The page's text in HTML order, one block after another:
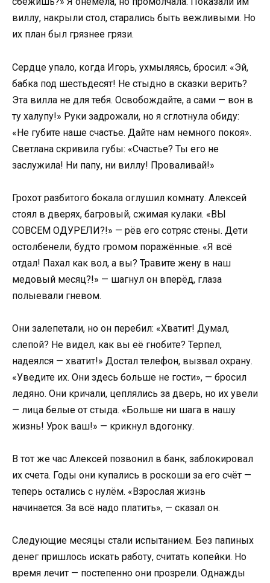
виллу, накрыли стол, старались быть вежливыми. Но
их план был грязнее грязи.
Сердце упало, когда Игорь, ухмыляясь, бросил: «Эй,
бабка под шестьдесят! Не стыдно в сказки верить?
Эта вилла не для тебя. Освобождайте, а сами — вон в
ту халупу!» Руки задрожали, но я сглотнула обиду:
«Не губите наше счастье. Дайте нам немного покоя».
Светлана скривила губы: «Счастье? Ты его не
заслужила! Ни папу, ни виллу! Проваливай!»
Грохот разбитого бокала оглушил комнату. Алексей
стоял в дверях, багровый, сжимая кулаки. «ВЫ
СОВСЕМ ОДУРЕЛИ?!» — рёв его сотряс стены. Дети
остолбенели, будто громом поражённые. «Я всё
отдал! Пахал как вол, а вы? Травите жену в наш
медовый месяц?!» — шагнул он вперёд, глаза
полыевали гневом.
Они залепетали, но он перебил: «Хватит! Думал,
слепой? Не видел, как вы её гнобите? Терпел,
надеялся — хватит!» Достал телефон, вызвал охрану.
«Уведите их. Они здесь больше не гости», — бросил
ледяно. Они кричали, цеплялись за дверь, но их увели
— лица белые от стыда. «Больше ни шага в нашу
жизнь! Урок ваш!» — крикнул вдогонку.
В тот же час Алексей позвонил в банк, заблокировал
их счета. Годы они купались в роскоши за его счёт —
теперь остались с нулём. «Взрослая жизнь
начинается. За всё надо платить», — сказал он.
Следующие месяцы стали испытанием. Без папиных
денег пришлось искать работу, считать копейки. Но
время лечит — постепенно они прозрели. Однажды